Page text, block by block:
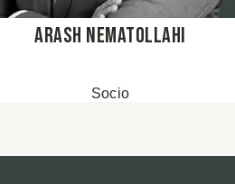
Arash Nematollahi
Socio